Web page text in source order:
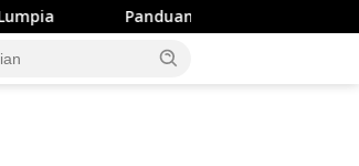
Wisata Keluarga ke Kota Batu: Itinerary